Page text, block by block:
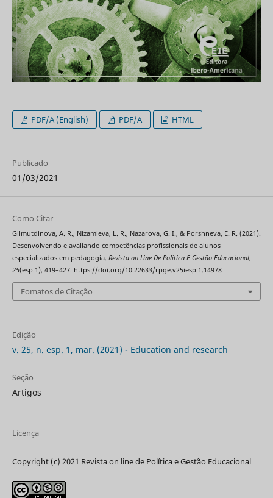
PDF/A (English) PDF/A HTML
Publicado
01/03/2021
Como Citar
Gilmutdinova, A. R., Nizamieva, L. R., Nazarova, G. I., & Porshneva, E. R. (2021).
Desenvolvendo e avaliando competências profissionais de alunos
especializados em pedagogia. Revista on Line De Política E Gestão Educacional,
25(esp.1), 419–427. https://doi.org/10.22633/rpge.v25iesp.1.14978
Fomatos de Citação
Edição
v. 25, n. esp. 1, mar. (2021) - Education and research
Seção
Artigos
Licença
Copyright (c) 2021 Revista on line de Política e Gestão Educacional